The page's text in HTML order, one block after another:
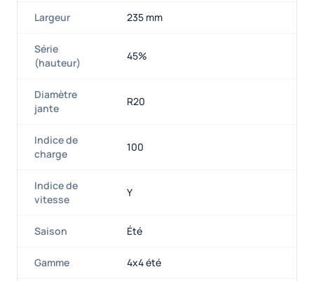
Largeur 235 mm
Série
(hauteur)
45%
Diamètre
jante
R20
Indice de
charge
100
Indice de
vitesse
Y
Saison Été
Gamme 4x4 été